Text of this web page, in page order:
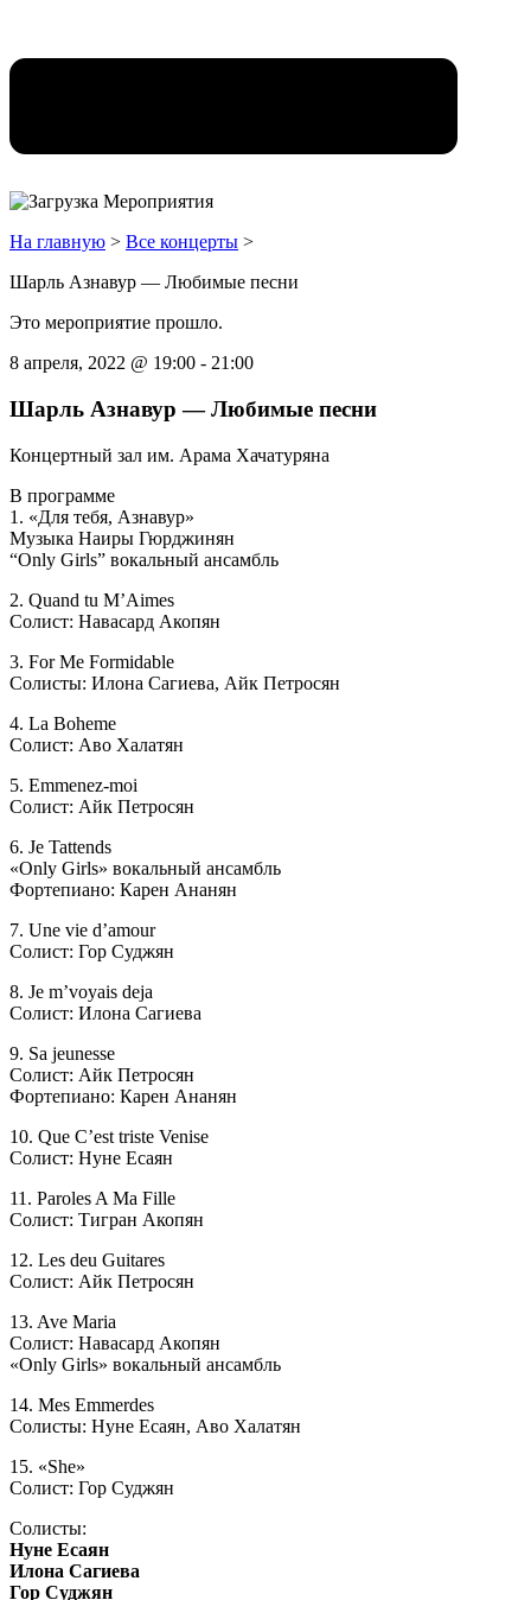
На главную > Все концерты >
Шарль Азнавур — Любимые песни
Это мероприятие прошло.
8 апреля, 2022 @ 19:00 - 21:00
Шарль Азнавур — Любимые песни
Концертный зал им. Арама Хачатуряна
В программе
1. «Для тебя, Азнавур»
Музыка Наиры Гюрджинян
“Only Girls” вокальный ансамбль
2. Quand tu M’Aimes
Солист: Навасард Акопян
3. For Me Formidable
Солисты: Илона Сагиева, Айк Петросян
4. La Boheme
Солист: Аво Халатян
5. Emmenez-moi
Солист: Айк Петросян
6. Je Tattends
«Only Girls» вокальный ансамбль
Фортепиано: Карен Ананян
7. Une vie d’amour
Солист: Гор Суджян
8. Je m’voyais deja
Солист: Илона Сагиева
9. Sa jeunesse
Солист: Айк Петросян
Фортепиано: Карен Ананян
10. Que C’est triste Venise
Солист: Нуне Есаян
11. Paroles A Ma Fille
Солист: Тигран Акопян
12. Les deu Guitares
Солист: Айк Петросян
13. Ave Maria
Солист: Навасард Акопян
«Only Girls» вокальный ансамбль
14. Mes Emmerdes
Солисты: Нуне Есаян, Аво Халатян
15. «She»
Солист: Гор Суджян
Солисты:
Нуне Есаян
Илона Сагиева
Гор Суджян